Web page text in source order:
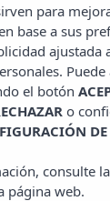
para
base a sus
ajustada
el botón
o
consulte la
página web.